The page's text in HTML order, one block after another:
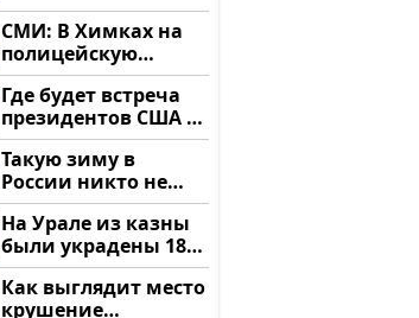
этого продукта: что
купить?
СМИ: В Химках на
полицейскую
машину напали и
подожгли.
Где будет встреча
президентов США и
России: Европа?
Такую зиму в
России никто не
ждал: как так?!
На Урале из казны
были украдены 18
миллионов рублей
Как выглядит место
крушение